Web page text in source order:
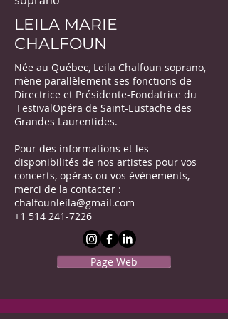
LEILA MARIE
CHALFOUN
Née au Québec, Leila Chalfoun soprano,
mène parallèlement ses fonctions de
Directrice et Présidente-Fondatrice du
FestivalOpéra de Saint-Eustache des
Grandes Laurentides.
Pour des informations et les
disponibilités de nos artistes pour vos
concerts, opéras ou vos événements,
merci de la contacter :
chalfounleila@gmail.com
+1 514 241-7226
Page Web